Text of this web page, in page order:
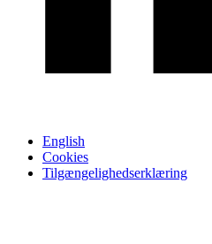
English
Cookies
Tilgængelighedserklæring